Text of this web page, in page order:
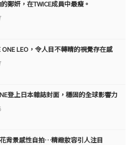
鄭妍，在TWICE成員中最瘦。
ONE LEO，令人目不轉睛的視覺存在感
登上日本雜誌封面，穩固的全球影響力
背景感性自拍…精緻妝容引人注目